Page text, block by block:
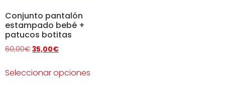
Conjunto pantalón
estampado bebé +
patucos botitas
60,00€ 35,00€
Seleccionar opciones